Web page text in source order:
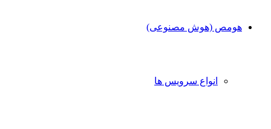
هومص (هوش مصنوعی)
انواع سرویس ها